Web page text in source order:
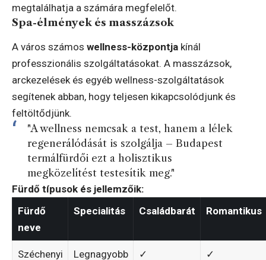
megtalálhatja a számára megfelelőt.
Spa-élmények és masszázsok
A város számos wellness-központja kínál
professzionális szolgáltatásokat. A masszázsok,
arckezelések és egyéb wellness-szolgáltatások
segítenek abban, hogy teljesen kikapcsolódjunk és
feltöltődjünk.
"A wellness nemcsak a test, hanem a lélek
regenerálódását is szolgálja – Budapest
termálfürdői ezt a holisztikus
megközelítést testesítik meg."
Fürdő típusok és jellemzőik:
Fürdő
neve
Specialitás Családbarát Romantikus
Széchenyi Legnagyobb ✓ ✓